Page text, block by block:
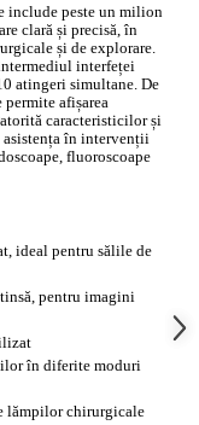
include peste un milion
clară și precisă, în
și de explorare.
interfeței
atingeri simultane. De
afișarea
caracteristicilor și
în intervenții
fluoroscoape
ideal pentru sălile de
pentru imagini
în diferite moduri
lămpilor chirurgicale